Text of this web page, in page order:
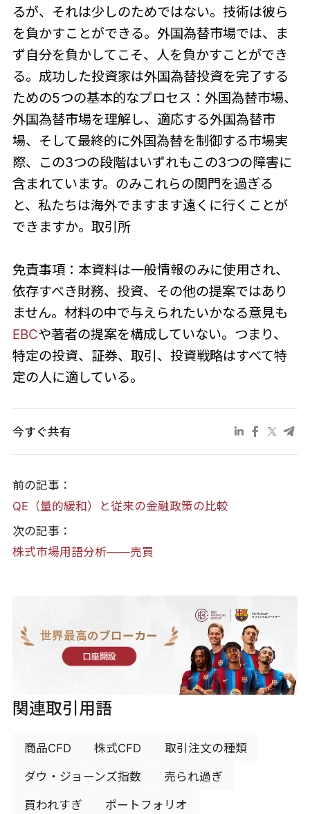
るが、それは少しのためではない。技術は彼ら
を負かすことができる。外国為替市場では、ま
ず自分を負かしてこそ、人を負かすことができ
る。成功した投資家は外国為替投資を完了する
ための5つの基本的なプロセス：外国為替市場、
外国為替市場を理解し、適応する外国為替市
場、そして最終的に外国為替を制御する市場実
際、この3つの段階はいずれもこの3つの障害に
含まれています。のみこれらの関門を過ぎる
と、私たちは海外でますます遠くに行くことが
できますか。取引所
免責事項：本資料は一般情報のみに使用され、
依存すべき財務、投資、その他の提案ではあり
ません。材料の中で与えられたいかなる意見も
EBCや著者の提案を構成していない。つまり、
特定の投資、証券、取引、投資戦略はすべて特
定の人に適している。
今すぐ共有
前の記事：
QE（量的緩和）と従来の金融政策の比較
次の記事：
株式市場用語分析——売買
世界最高のブローカー
口座開設
関連取引用語
商品CFD 株式CFD 取引注文の種類
ダウ・ジョーンズ指数 売られ過ぎ
買われすぎ ポートフォリオ